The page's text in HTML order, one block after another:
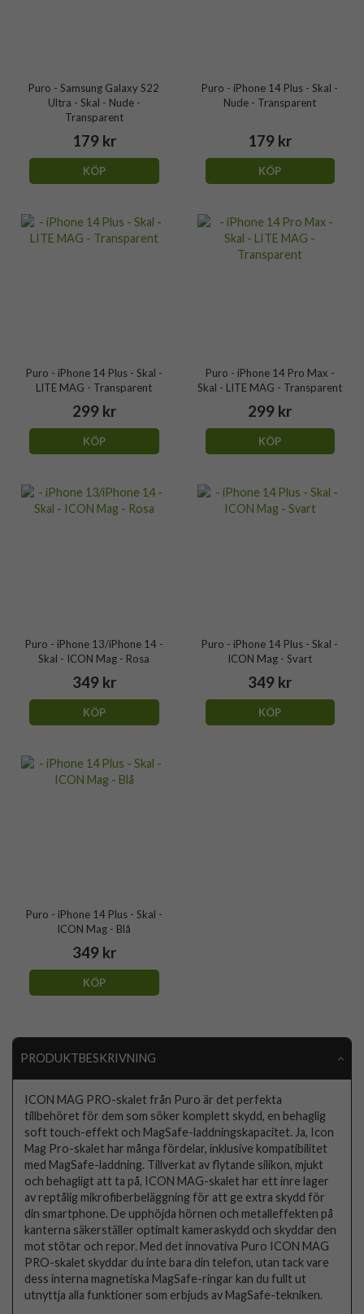
Puro - Samsung Galaxy S22
Ultra - Skal - Nude -
Transparent
179 kr
KÖP
Puro - iPhone 14 Plus - Skal -
Nude - Transparent
179 kr
KÖP
Puro - iPhone 14 Plus - Skal -
LITE MAG - Transparent
299 kr
KÖP
Puro - iPhone 14 Pro Max -
Skal - LITE MAG - Transparent
299 kr
KÖP
Puro - iPhone 13/iPhone 14 -
Skal - ICON Mag - Rosa
349 kr
KÖP
Puro - iPhone 14 Plus - Skal -
ICON Mag - Svart
349 kr
KÖP
Puro - iPhone 14 Plus - Skal -
ICON Mag - Blå
349 kr
KÖP
PRODUKTBESKRIVNING
ICON MAG PRO-skalet från Puro är det perfekta
tillbehöret för dem som söker komplett skydd, en behaglig
soft touch-effekt och MagSafe-laddningskapacitet. Ja, Icon
Mag Pro-skalet har många fördelar, inklusive kompatibilitet
med MagSafe-laddning. Tillverkat av flytande silikon, mjukt
och behagligt att ta på, ICON MAG-skalet har ett inre lager
av reptålig mikrofiberbeläggning för att ge extra skydd för
din smartphone. De upphöjda hörnen och metalleffekten på
kanterna säkerställer optimalt kameraskydd och skyddar den
mot stötar och repor. Med det innovativa Puro ICON MAG
PRO-skalet skyddar du inte bara din telefon, utan tack vare
dess interna magnetiska MagSafe-ringar kan du fullt ut
utnyttja alla funktioner som erbjuds av MagSafe-tekniken.